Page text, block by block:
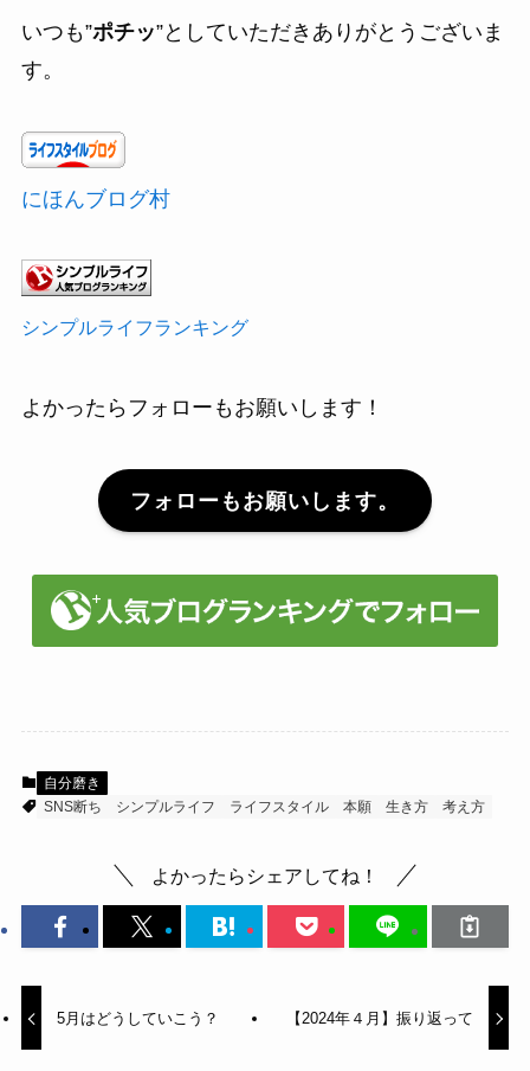
いつも”ポチッ”としていただきありがとうございま
す。
にほんブログ村
シンプルライフランキング
よかったらフォローもお願いします！
フォローもお願いします。
自分磨き
SNS断ち
シンプルライフ ライフスタイル 本願 生き方 考え方
よかったらシェアしてね！
5月はどうしていこう？ 【2024年４月】振り返って